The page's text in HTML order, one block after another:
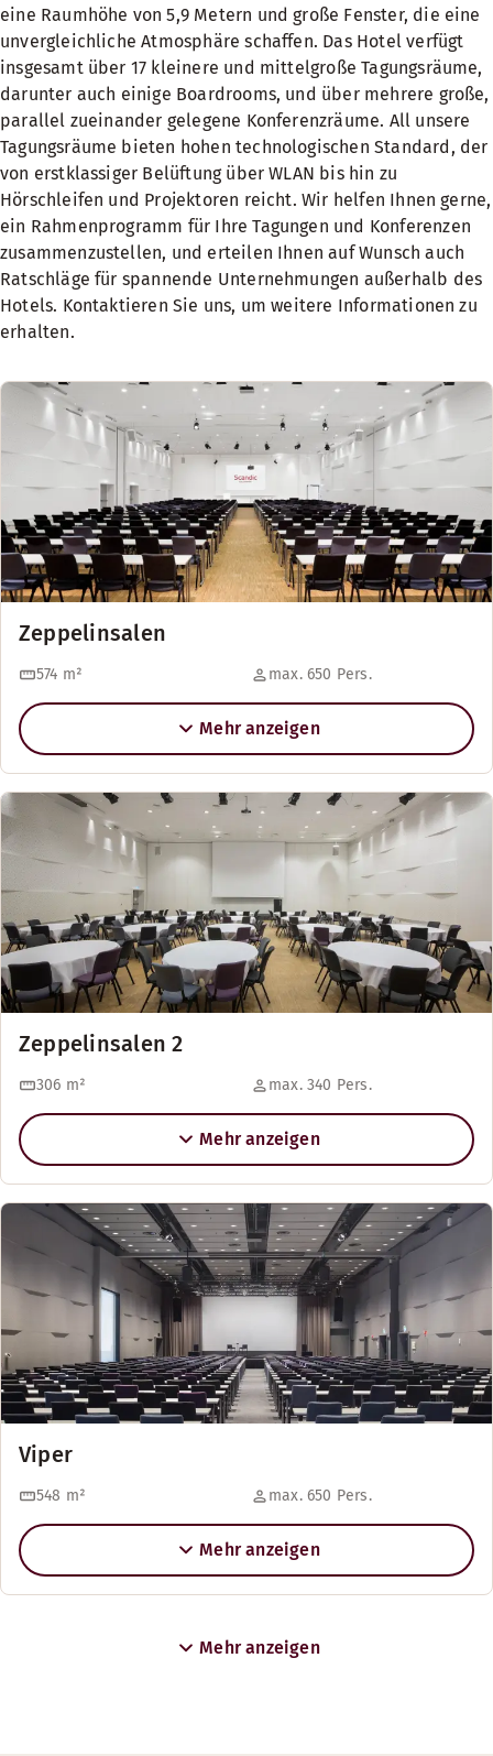
eine Raumhöhe von 5,9 Metern und große Fenster, die eine
unvergleichliche Atmosphäre schaffen. Das Hotel verfügt
insgesamt über 17 kleinere und mittelgroße Tagungsräume,
darunter auch einige Boardrooms, und über mehrere große,
parallel zueinander gelegene Konferenzräume. All unsere
Tagungsräume bieten hohen technologischen Standard, der
von erstklassiger Belüftung über WLAN bis hin zu
Hörschleifen und Projektoren reicht. Wir helfen Ihnen gerne,
ein Rahmenprogramm für Ihre Tagungen und Konferenzen
zusammenzustellen, und erteilen Ihnen auf Wunsch auch
Ratschläge für spannende Unternehmungen außerhalb des
Hotels. Kontaktieren Sie uns, um weitere Informationen zu
erhalten.
Zeppelinsalen
574 m² max. 650 Pers.
Mehr anzeigen
Zeppelinsalen 2
306 m² max. 340 Pers.
Mehr anzeigen
Viper
548 m² max. 650 Pers.
Mehr anzeigen
Mehr anzeigen